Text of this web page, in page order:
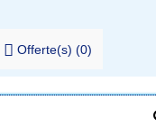
Offerte(s) (0)